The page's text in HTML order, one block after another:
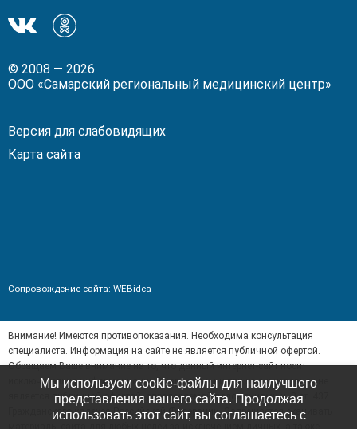
Мы
ВКонтакте!
Мы
Одноклассники!
© 2008 — 2026
ООО «Самарский региональный медицинский центр»
Версия для слабовидящих
Карта сайта
Сопровождение сайта: WEBidea
Внимание! Имеются противопоказания. Необходима консультация
специалиста. Информация на сайте не является публичной офертой.
Обращаем Ваше внимание на то, что данный интернет-сайт носит
исключительно информационный характер и ни при каких условиях не
является публичной офертой, определяемой положениями ч. 2 ст. 437
Гражданского кодекса Российской Федерации. Запрещается скачивать
Мы используем cookie-файлы для наилучшего
представления нашего сайта. Продолжая
использовать этот сайт, вы соглашаетесь с